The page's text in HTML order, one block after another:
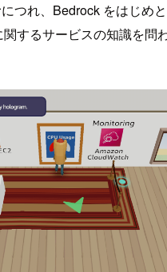
つれ、Bedrock をはじめ
するサービスの知識を問